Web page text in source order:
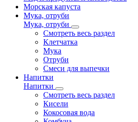
Морская капуста
Мука, отруби
Мука, отруби
Смотреть весь раздел
Клетчатка
Мука
Отруби
Смеси для выпечки
Напитки
Напитки
Смотреть весь раздел
Кисели
Кокосовая вода